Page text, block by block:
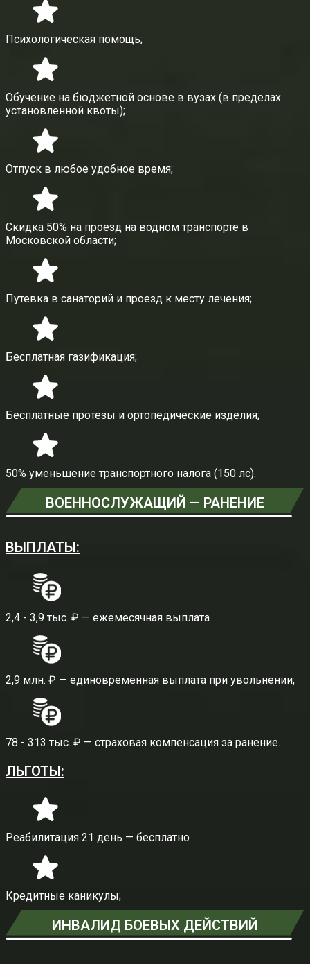
Психологическая помощь;
Oбучение на бюджетной основе в вузах (в пределах
установленной квоты);
Отпуск в любое удобное время;
Скидка 50% на проезд на водном транспорте в
Московской области;
Путевка в санаторий и проезд к месту лечения;
Бесплатная газификация;
Бесплатные протезы и ортопедические изделия;
50% уменьшение транспортного налога (150 лс).
ВОЕННОСЛУЖАЩИЙ — РАНЕНИЕ
ВЫПЛАТЫ:
2,4 - 3,9 тыс. ₽ — ежемесячная выплата
2,9 млн. ₽ — единовременная выплата при увольнении;
78 - 313 тыс. ₽ — страховая компенсация за ранение.
ЛЬГОТЫ:
Реабилитация 21 день — бесплатно
Кредитные каникулы;
ИНВАЛИД БОЕВЫХ ДЕЙСТВИЙ